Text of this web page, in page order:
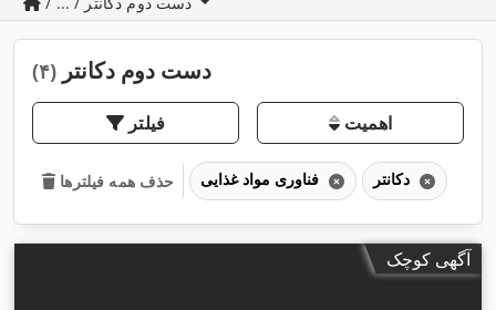
دست دوم دکانتر (۴)
فیلتر اهمیت
حذف همه فیلترها
آگهی کوچک